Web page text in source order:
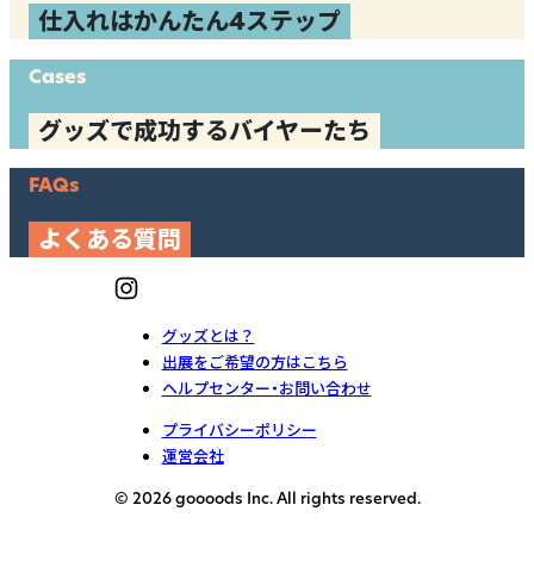
仕入れはかんたん4ステップ
Cases
グッズで成功するバイヤーたち
FAQs
よくある質問
グッズとは？
出展をご希望の方はこちら
ヘルプセンター・お問い合わせ
プライバシーポリシー
運営会社
© 2026 goooods Inc. All rights reserved.